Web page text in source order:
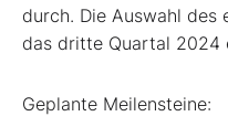
durch. Die Auswahl
das dritte Quartal 2024
Geplante Meilensteine: